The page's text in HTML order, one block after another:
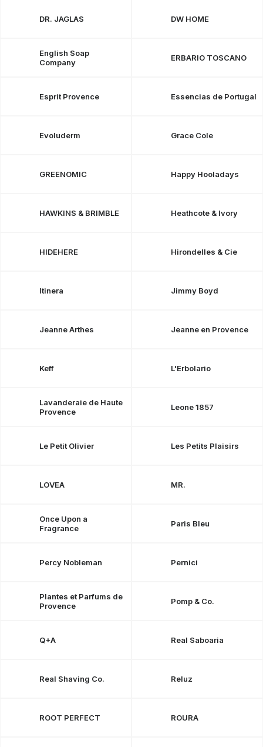
Jak nakupovat Contacte
DR. JAGLAS DW HOME
English Soap
Company
ERBARIO TOSCANO
Esprit Provence Essencias de Portugal
Evoluderm Grace Cole
GREENOMIC Happy Hooladays
HAWKINS & BRIMBLE Heathcote & Ivory
HIDEHERE Hirondelles & Cie
Itinera Jimmy Boyd
Jeanne Arthes Jeanne en Provence
Keff L'Erbolario
Lavanderaie de Haute
Provence
Leone 1857
Le Petit Olivier Les Petits Plaisirs
LOVEA MR.
Once Upon a
Fragrance
Paris Bleu
Percy Nobleman Pernici
Plantes et Parfums de
Provence
Pomp & Co.
Q+A Real Saboaria
Real Shaving Co. Reluz
ROOT PERFECT ROURA